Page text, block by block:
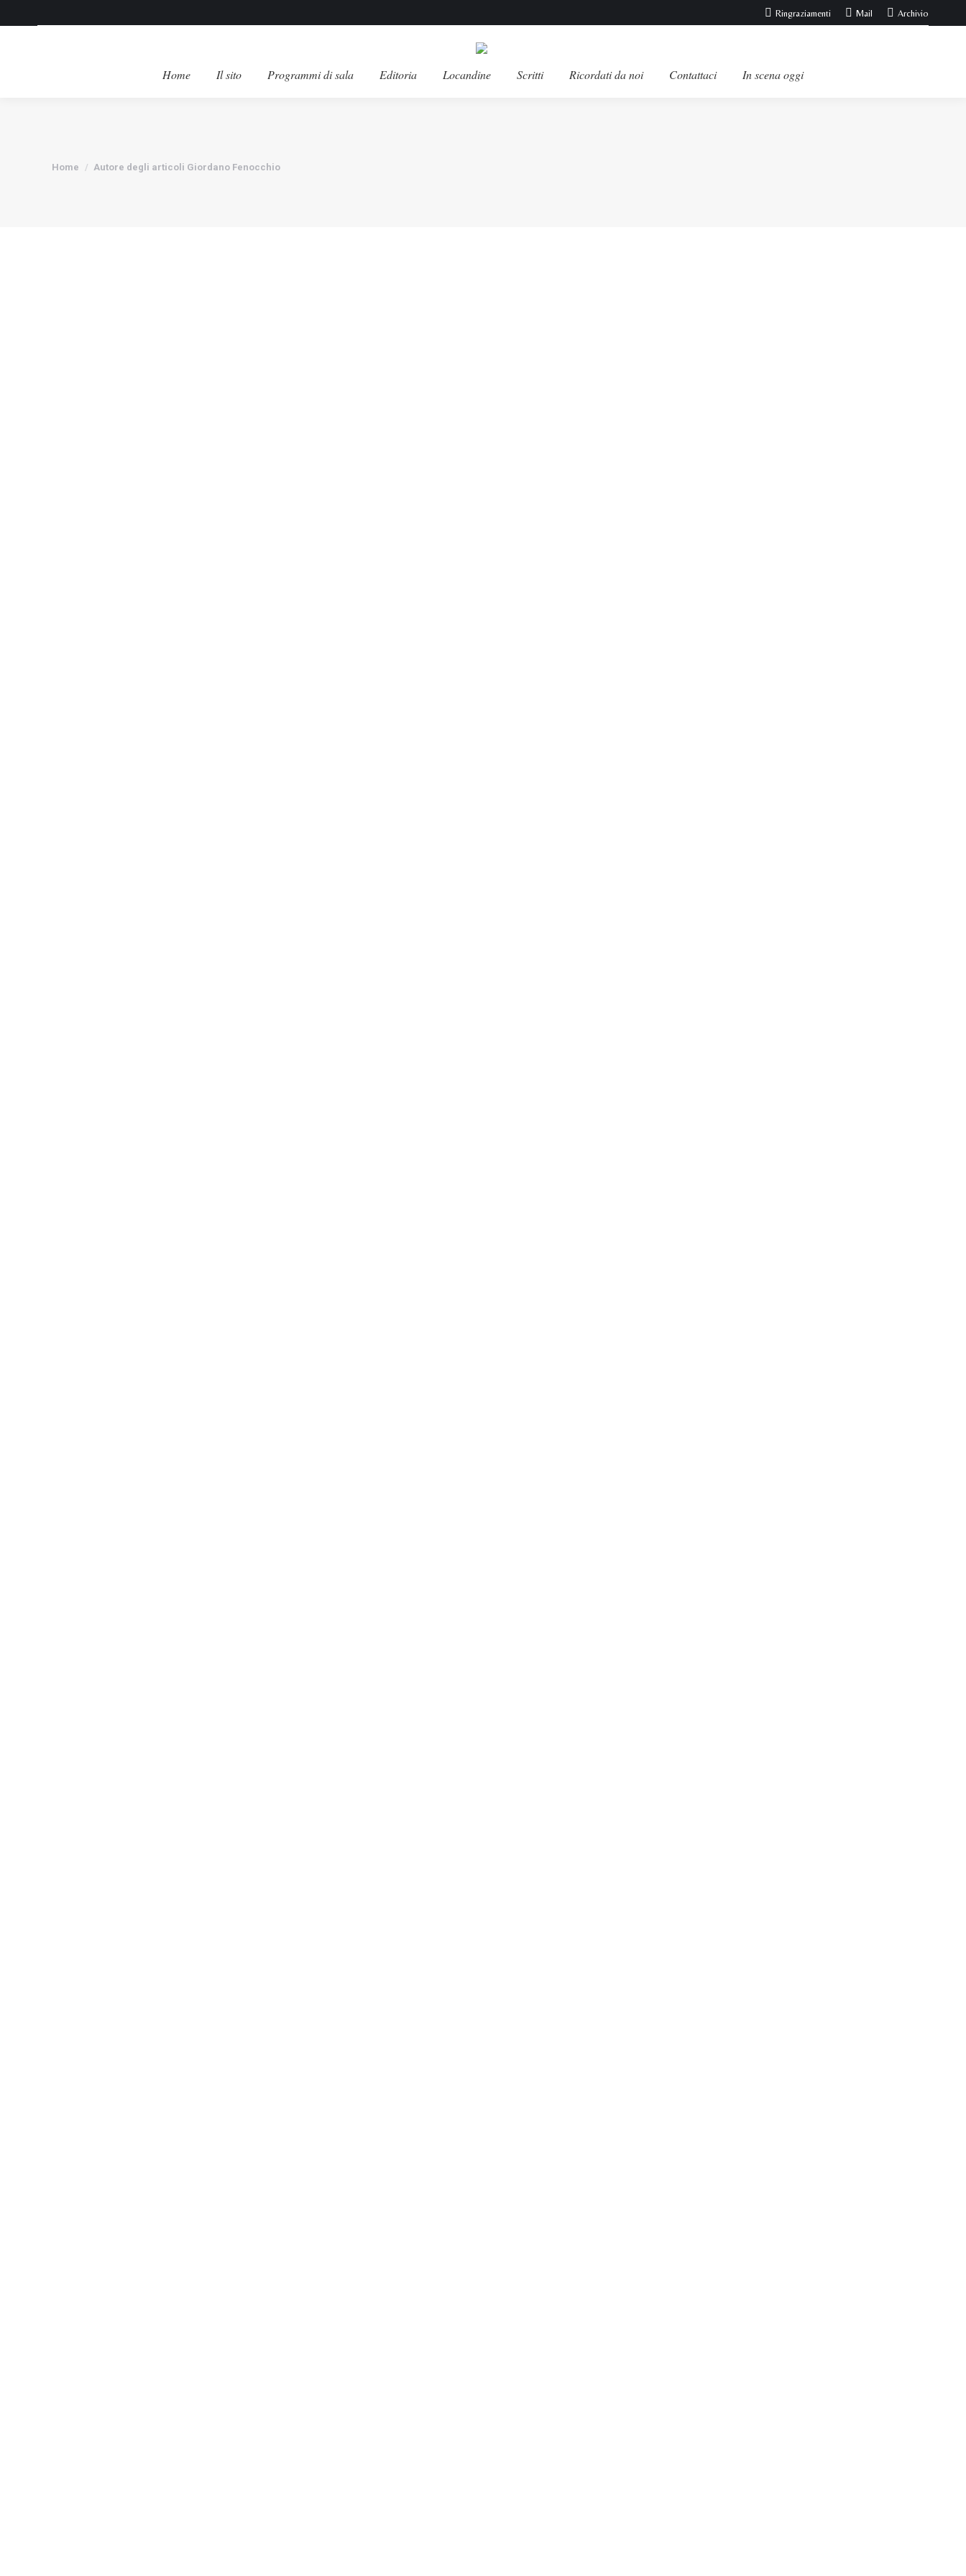
Ringraziamenti Mail Archivio
Home Il sito Programmi di sala Editoria Locandine Scritti Ricordati da noi Contattaci In scena oggi
Home Autore degli articoli Giordano Fenocchio